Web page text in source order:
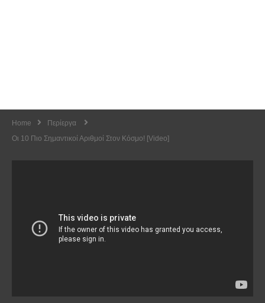
Home
Περίεργα
Οι 10 Πιο Σημαντικοί Αριθμοί Στον Κόσμο! [video]